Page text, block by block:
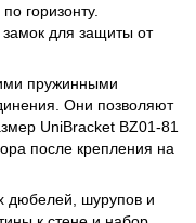
горизонту.
для защиты от
пружинными
Они позволяют
UniBracket BZ01-81
после крепления на
дюбелей, шурупов и